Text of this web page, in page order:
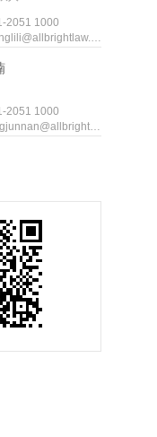
2051 1000
2051 1000